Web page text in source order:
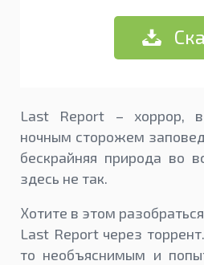
Last Report – хоррор,
ночным сторожем
бескрайняя природа во
здесь не так.
Хотите в этом
Last Report через
то необъяснимым и